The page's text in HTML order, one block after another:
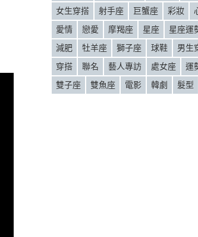
女生穿搭
射手座 巨蟹座 彩妝
愛情
戀愛 摩羯座 星座 星座運
減肥
牡羊座 獅子座 球鞋 男生
穿搭
聯名 藝人專訪 處女座 運
雙子座
雙魚座 電影 韓劇 髮型